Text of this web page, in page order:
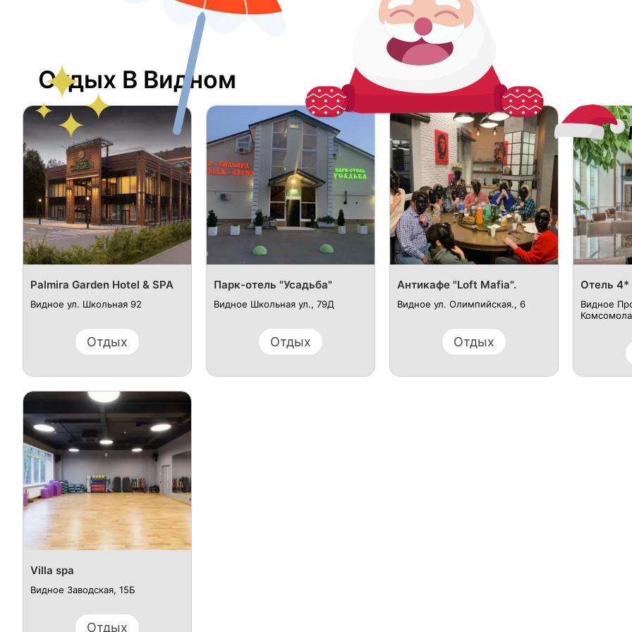
Отдых В Видном
Palmira Garden Hotel & SPA
Видное ул. Школьная 92
Отдых
Парк-отель "Усадьба"
Видное Школьная ул., 79Д
Отдых
Антикафе "Loft Mafia".
Видное ул. Олимпийская., 6
Отдых
Отель 4*
Видное
Villa spa
Видное ​Заводская, 15Б
Отдых